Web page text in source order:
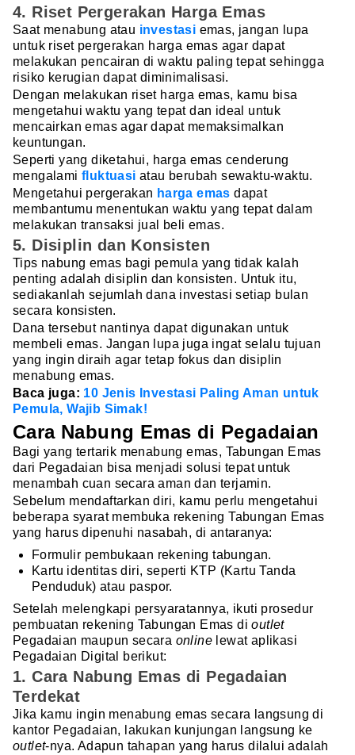
4. Riset Pergerakan Harga Emas
Saat menabung atau investasi emas, jangan lupa
untuk riset pergerakan harga emas agar dapat
melakukan pencairan di waktu paling tepat sehingga
risiko kerugian dapat diminimalisasi.
Dengan melakukan riset harga emas, kamu bisa
mengetahui waktu yang tepat dan ideal untuk
mencairkan emas agar dapat memaksimalkan
keuntungan.
Seperti yang diketahui, harga emas cenderung
mengalamifluktuasi atau berubah sewaktu-waktu.
Mengetahui pergerakan harga emas dapat
membantumu menentukan waktu yang tepat dalam
melakukan transaksi jual beli emas.
5. Disiplin dan Konsisten
Tips nabung emas bagi pemula yang tidak kalah
penting adalah disiplin dan konsisten. Untuk itu,
sediakanlah sejumlah dana investasi setiap bulan
secara konsisten.
Dana tersebut nantinya dapat digunakan untuk
membeli emas. Jangan lupa juga ingat selalu tujuan
yang ingin diraih agar tetap fokus dan disiplin
menabung emas.
Baca juga: 10 Jenis Investasi Paling Aman untuk
Pemula, Wajib Simak!
Cara Nabung Emas di Pegadaian
Bagi yang tertarik menabung emas, Tabungan Emas
dari Pegadaian bisa menjadi solusi tepat untuk
menambah cuan secara aman dan terjamin.
Sebelum mendaftarkan diri, kamu perlu mengetahui
beberapa syarat membuka rekening Tabungan Emas
yang harus dipenuhi nasabah, di antaranya:
Formulir pembukaan rekening tabungan.
Kartu identitas diri, seperti KTP (Kartu Tanda
Penduduk) atau paspor.
Setelah melengkapi persyaratannya, ikuti prosedur
pembuatan rekening Tabungan Emas dioutlet
Pegadaian maupun secara online lewat aplikasi
Pegadaian Digital berikut:
1. Cara Nabung Emas di Pegadaian
Terdekat
Jika kamu ingin menabung emas secara langsung di
kantor Pegadaian, lakukan kunjungan langsung ke
outlet-nya. Adapun tahapan yang harus dilalui adalah